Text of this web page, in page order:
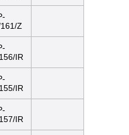
Z
IR
IR
IR